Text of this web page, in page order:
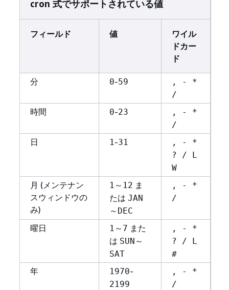
cron 式でサポートされている値
フィールド 値
ワイル
ドカー
ド
分 0-59
, - *
/
時間 0-23
, - *
/
日 1-31
, - *
? / L
W
月 (メンテナン
スウィンドウの
み)
1 ～ 12 ま
たは JAN
～ DEC
, - *
/
曜日 1 ～ 7 また
は SUN ～
SAT
, - *
? / L
#
年 1970-
2199
, - *
/